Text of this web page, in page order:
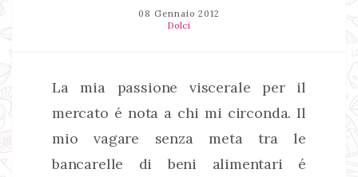
08 Gennaio 2012
Dolci
La mia passione viscerale per il
mercato é nota a chi mi circonda. Il
mio vagare senza meta tra le
bancarelle di beni alimentari é